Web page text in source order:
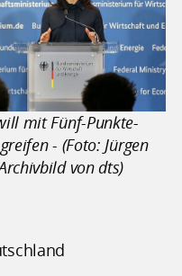
mit Fünf-Punkte-
- (Foto: Jürgen
von dts)